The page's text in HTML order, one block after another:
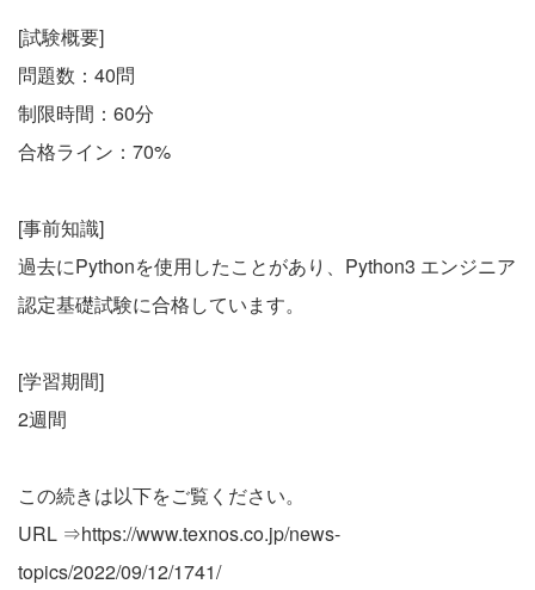
[試験概要]
問題数：40問
制限時間：60分
合格ライン：70%
[事前知識]
過去にPythonを使用したことがあり、Python3 エンジニア
認定基礎試験に合格しています。
[学習期間]
2週間
この続きは以下をご覧ください。
URL ⇒https://www.texnos.co.jp/news-
topics/2022/09/12/1741/